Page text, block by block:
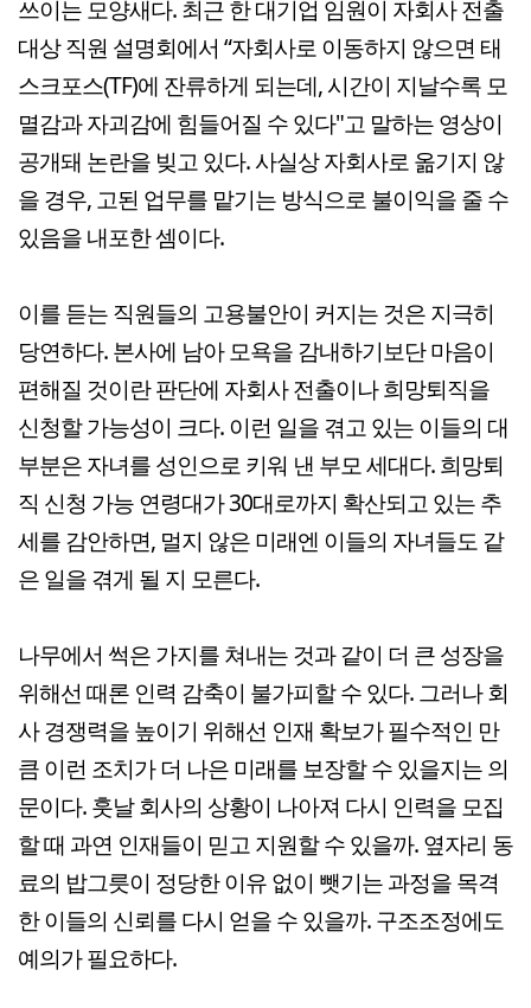
쓰이는 모양새다. 최근 한 대기업 임원이 자회사 전출
대상 직원 설명회에서 “자회사로 이동하지 않으면 태
스크포스(TF)에 잔류하게 되는데, 시간이 지날수록 모
멸감과 자괴감에 힘들어질 수 있다"고 말하는 영상이
공개돼 논란을 빚고 있다. 사실상 자회사로 옮기지 않
을 경우, 고된 업무를 맡기는 방식으로 불이익을 줄 수
있음을 내포한 셈이다.
이를 듣는 직원들의 고용불안이 커지는 것은 지극히
당연하다. 본사에 남아 모욕을 감내하기보단 마음이
편해질 것이란 판단에 자회사 전출이나 희망퇴직을
신청할 가능성이 크다. 이런 일을 겪고 있는 이들의 대
부분은 자녀를 성인으로 키워 낸 부모 세대다. 희망퇴
직 신청 가능 연령대가 30대로까지 확산되고 있는 추
세를 감안하면, 멀지 않은 미래엔 이들의 자녀들도 같
은 일을 겪게 될 지 모른다.
나무에서 썩은 가지를 쳐내는 것과 같이 더 큰 성장을
위해선 때론 인력 감축이 불가피할 수 있다. 그러나 회
사 경쟁력을 높이기 위해선 인재 확보가 필수적인 만
큼 이런 조치가 더 나은 미래를 보장할 수 있을지는 의
문이다. 훗날 회사의 상황이 나아져 다시 인력을 모집
할 때 과연 인재들이 믿고 지원할 수 있을까. 옆자리 동
료의 밥그릇이 정당한 이유 없이 뺏기는 과정을 목격
한 이들의 신뢰를 다시 얻을 수 있을까. 구조조정에도
예의가 필요하다.